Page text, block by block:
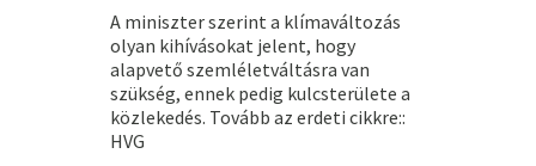
A miniszter szerint a klímaváltozás
olyan kihívásokat jelent, hogy
alapvető szemléletváltásra van
szükség, ennek pedig kulcsterülete a
közlekedés. Tovább az erdeti cikkre::
HVG